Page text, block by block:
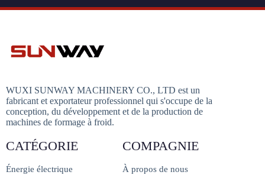
WUXI SUNWAY MACHINERY CO., LTD est un
fabricant et exportateur professionnel qui s'occupe de la
conception, du développement et de la production de
machines de formage à froid.
CATÉGORIE
Énergie électrique
COMPAGNIE
À propos de nous